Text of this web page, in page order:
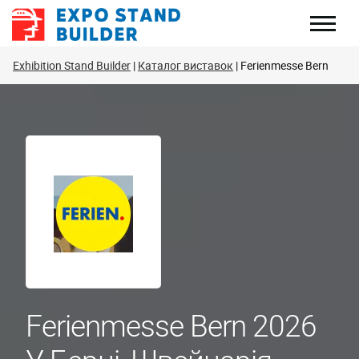
Перейти
Exhibition Stand Builder Каталог виставок Ferienmesse Bern
Ferienmesse Bern 2026